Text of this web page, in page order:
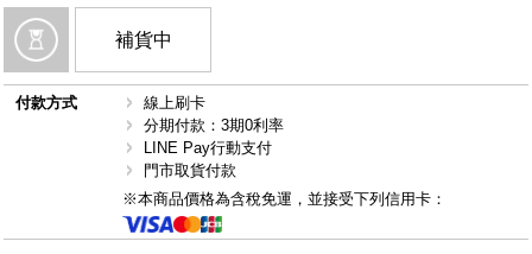
補貨中
付款方式
線上刷卡
分期付款：3期0利率
LINE Pay行動支付
門市取貨付款
※本商品價格為含稅免運，並接受下列信用卡：